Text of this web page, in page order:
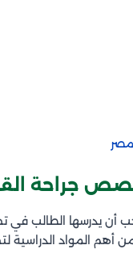
جراحة
يجب أن يدرسها الطالب
أهم المواد